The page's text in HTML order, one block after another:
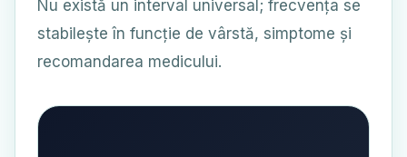
Nu există un interval universal; frecvența se
stabilește în funcție de vârstă, simptome și
recomandarea medicului.